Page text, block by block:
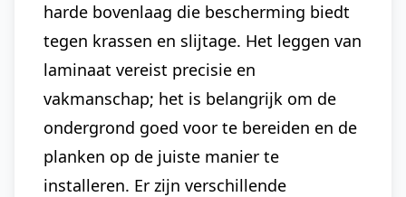
harde bovenlaag die bescherming biedt
tegen krassen en slijtage. Het leggen van
laminaat vereist precisie en
vakmanschap; het is belangrijk om de
ondergrond goed voor te bereiden en de
planken op de juiste manier te
installeren. Er zijn verschillende